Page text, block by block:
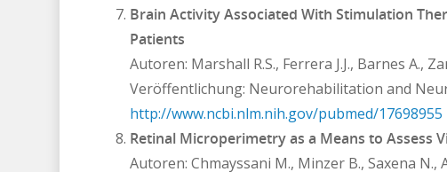
Brain Activity Associated With Stimulation
Patients
Autoren: Marshall R.S., Ferrera J.J., Barnes A.,
Veröffentlichung: Neurorehabilitation and
http://www.ncbi.nlm.nih.gov/pubmed/17698955
Retinal Microperimetry as a Means to Assess
Autoren: Chmayssani M., Minzer B., Saxena N.,